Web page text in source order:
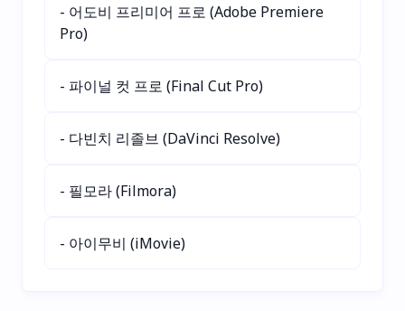
게이머, 꿈꾸는 이들에게 완
벽한 도구입니다. AI 기반
의 창의력을 발휘하세요!
10,000명 이상의 크리에이
고 있습니다.
- 어도비 프리미어 프로 (Adobe Premiere
Pro)
- 파이널 컷 프로 (Final Cut Pro)
- 다빈치 리졸브 (DaVinci Resolve)
- 필모라 (Filmora)
- 아이무비 (iMovie)